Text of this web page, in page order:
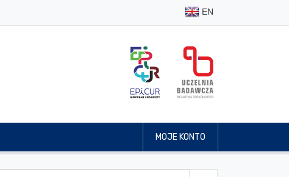
EN
MOJE KONTO